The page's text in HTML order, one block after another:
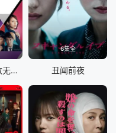
终幕回旋曲：致无法再见的你
6集全
丑闻前夜